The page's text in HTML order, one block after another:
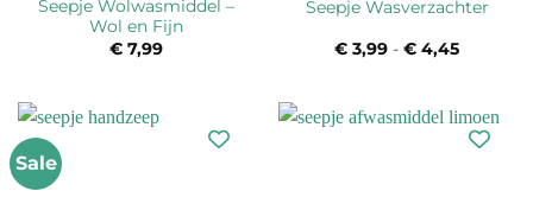
Seepje Wolwasmiddel –
Wol en Fijn
€ 7,99
Seepje Wasverzachter
€ 3,99 - € 4,45
Sale